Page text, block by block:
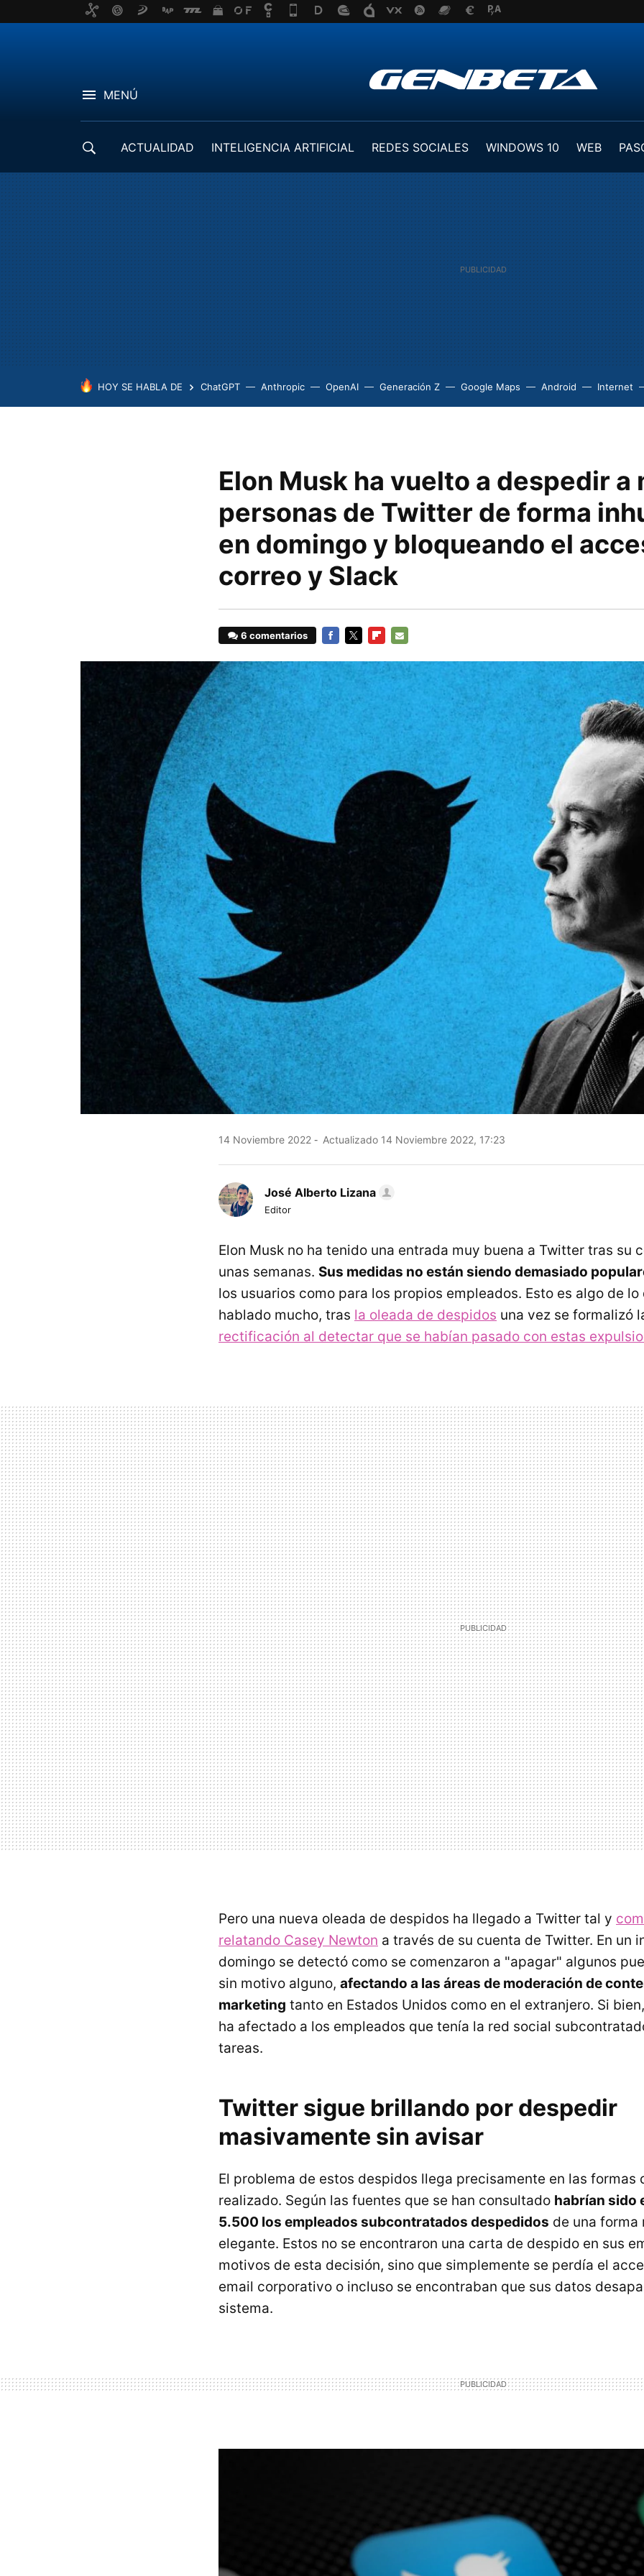
MENÚ
ACTUALIDAD INTELIGENCIA ARTIFICIAL REDES SOCIALES WINDOWS 10 WEB
HOY SE HABLA DE ChatGPT Anthropic OpenAI Generación Z Google Maps Android Internet
Elon Musk ha vuelto a despedir a
personas de Twitter de forma
en domingo y bloqueando el
correo y Slack
6 comentarios
MAIL
14 Noviembre 2022 Actualizado 14 Noviembre 2022, 17:23
José Alberto Lizana
Editor
Elon Musk no ha tenido una entrada muy buena a Twitter tras su
unas semanas. Sus medidas no están siendo demasiado
los usuarios como para los propios empleados. Esto es algo de lo
hablado mucho, tras la oleada de despidos una vez se formalizó
rectificación al detectar que se habían pasado con estas
Pero una nueva oleada de despidos ha llegado a Twitter tal y
relatando Casey Newton a través de su cuenta de Twitter. En un
domingo se detectó como se comenzaron a "apagar" algunos
sin motivo alguno, afectando a las áreas de moderación de
marketing tanto en Estados Unidos como en el extranjero. Si
ha afectado a los empleados que tenía la red social
tareas.
Twitter sigue brillando por despedir
masivamente sin avisar
El problema de estos despidos llega precisamente en las formas
realizado. Según las fuentes que se han consultado habrían sido
5.500 los empleados subcontratados despedidos de una forma
elegante. Estos no se encontraron una carta de despido en sus
motivos de esta decisión, sino que simplemente se perdía el
email corporativo o incluso se encontraban que sus datos
sistema.